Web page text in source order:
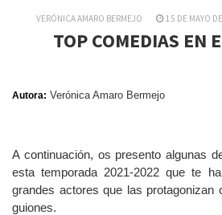
VERÓNICA AMARO BERMEJO 15 DE MAYO
TOP COMEDIAS EN
Autora: Verónica Amaro Bermejo
A continuación, os presento algunas
esta temporada 2021-2022 que te
grandes actores que las protagonizan
guiones.